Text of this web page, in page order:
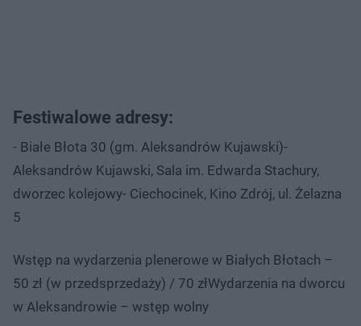
Festiwalowe adresy:
- Białe Błota 30 (gm. Aleksandrów Kujawski)-
Aleksandrów Kujawski, Sala im. Edwarda Stachury,
dworzec kolejowy- Ciechocinek, Kino Zdrój, ul. Żelazna
5
Wstęp na wydarzenia plenerowe w Białych Błotach –
50 zł (w przedsprzedaży) / 70 złWydarzenia na dworcu
w Aleksandrowie – wstęp wolny